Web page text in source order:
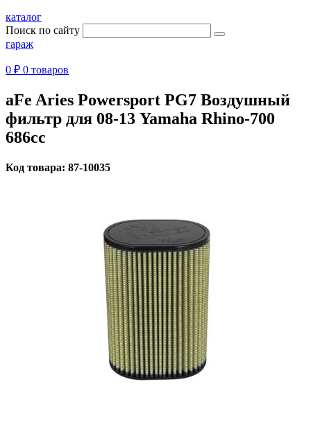
каталог
Поиск по сайту
гараж
0 ₽ 0 товаров
aFe Aries Powersport PG7 Воздушный
фильтр для 08-13 Yamaha Rhino-700
686cc
Код товара: 87-10035